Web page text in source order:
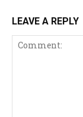
LEAVE A REPLY